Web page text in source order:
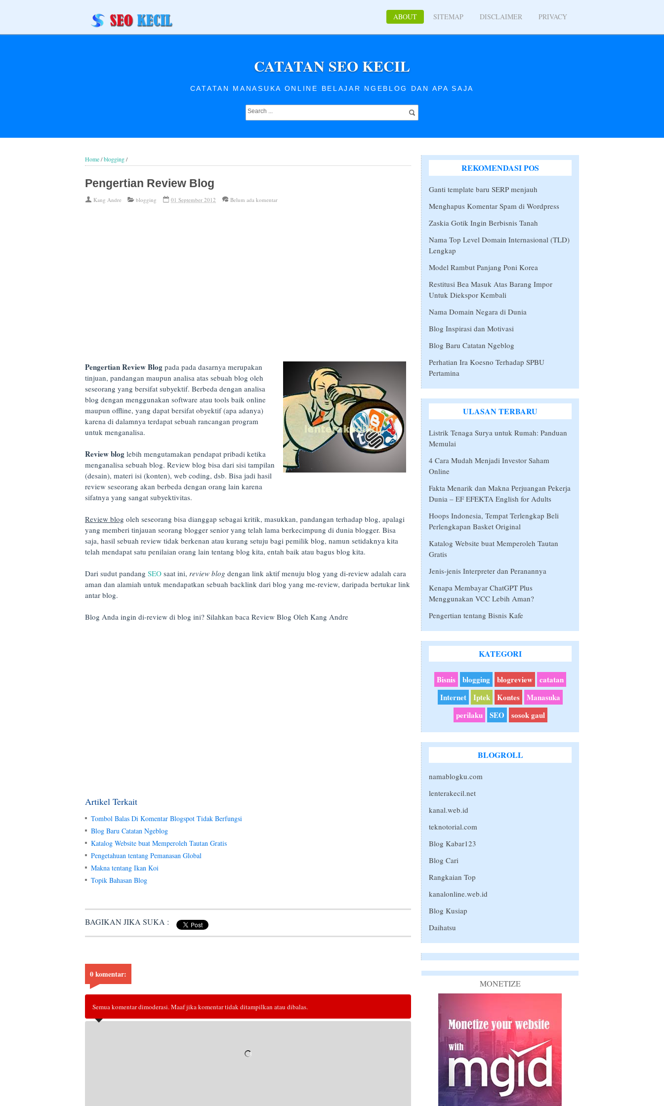
PRIVACY
DISCLAIMER
SITEMAP
ABOUT
CATATAN SEO KECIL
CATATAN MANASUKA ONLINE BELAJAR NGEBLOG DAN APA SAJA
Home/blogging/
Pengertian Review Blog
Kang Andre blogging 01 September 2012 Belum ada komentar
Pengertian Review Blog pada pada dasarnya merupakan
tinjuan, pandangan maupun analisa atas sebuah blog oleh
seseorang yang bersifat subyektif. Berbeda dengan analisa
blog dengan menggunakan software atau tools baik online
maupun offline, yang dapat bersifat obyektif (apa adanya)
karena di dalamnya terdapat sebuah rancangan program
untuk menganalisa.
Review blog lebih mengutamakan pendapat pribadi ketika
menganalisa sebuah blog. Review blog bisa dari sisi tampilan
(desain), materi isi (konten), web coding, dsb. Bisa jadi hasil
review seseorang akan berbeda dengan orang lain karena
sifatnya yang sangat subyektivitas.
Review blog oleh seseorang bisa dianggap sebagai kritik, masukkan, pandangan terhadap blog, apalagi
yang memberi tinjauan seorang blogger senior yang telah lama berkecimpung di dunia blogger. Bisa
saja, hasil sebuah review tidak berkenan atau kurang setuju bagi pemilik blog, namun setidaknya kita
telah mendapat satu penilaian orang lain tentang blog kita, entah baik atau bagus blog kita.
Dari sudut pandang SEO saat ini, review blog dengan link aktif menuju blog yang di-review adalah cara
aman dan alamiah untuk mendapatkan sebuah backlink dari blog yang me-review, daripada bertukar link
antar blog.
Blog Anda ingin di-review di blog ini? Silahkan baca Review Blog Oleh Kang Andre
Artikel Terkait
Tombol Balas Di Komentar Blogspot Tidak Berfungsi
Blog Baru Catatan Ngeblog
Katalog Website buat Memperoleh Tautan Gratis
Pengetahuan tentang Pemanasan Global
Makna tentang Ikan Koi
Topik Bahasan Blog
BAGIKAN JIKA SUKA :
0 komentar:
Semua komentar dimoderasi. Maaf jika komentar tidak ditampilkan atau dibalas.
REKOMENDASI POS
Ganti template baru SERP menjauh
Menghapus Komentar Spam di Wordpress
Zaskia Gotik Ingin Berbisnis Tanah
Nama Top Level Domain Internasional (TLD)
Lengkap
Model Rambut Panjang Poni Korea
Restitusi Bea Masuk Atas Barang Impor
Untuk Diekspor Kembali
Nama Domain Negara di Dunia
Blog Inspirasi dan Motivasi
Blog Baru Catatan Ngeblog
Perhatian Ira Koesno Terhadap SPBU
Pertamina
ULASAN TERBARU
Listrik Tenaga Surya untuk Rumah: Panduan
Memulai
4 Cara Mudah Menjadi Investor Saham
Online
Fakta Menarik dan Makna Perjuangan Pekerja
Dunia – EF EFEKTA English for Adults
Hoops Indonesia, Tempat Terlengkap Beli
Perlengkapan Basket Original
Katalog Website buat Memperoleh Tautan
Gratis
Jenis-jenis Interpreter dan Peranannya
Kenapa Membayar ChatGPT Plus
Menggunakan VCC Lebih Aman?
Pengertian tentang Bisnis Kafe
KATEGORI
Bisnis blogging blogreview
catatan
Internet
Iptek Kontes
Manasuka
perilaku
SEO sosok gaul
BLOGROLL
namablogku.com
lenterakecil.net
kanal.web.id
teknotorial.com
Blog Kabar123
Blog Cari
Rangkaian Top
kanalonline.web.id
Blog Kusiap
Daihatsu
MONETIZE